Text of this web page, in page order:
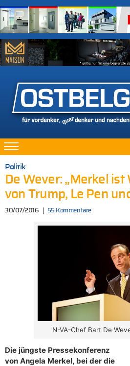
Politik
De Wever: „Merkel
von Trump, Le Pen
30/07/2016 55 Kommentare
N-VA-Chef Bart De
Die jüngste Pressekonferenz
von Angela Merkel, bei der die